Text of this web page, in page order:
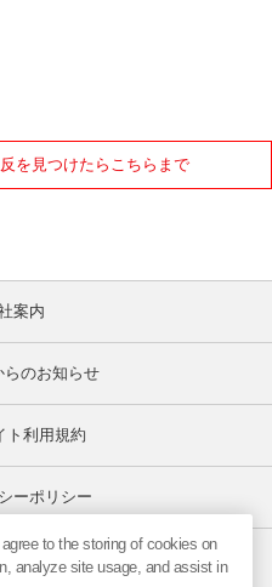
を見つけたらこちらまで
6月
6月
9月
案内
らのお知らせ
ト利用規約
ーポリシー
取引法
to the storing of cookies on
analyze site usage, and assist in